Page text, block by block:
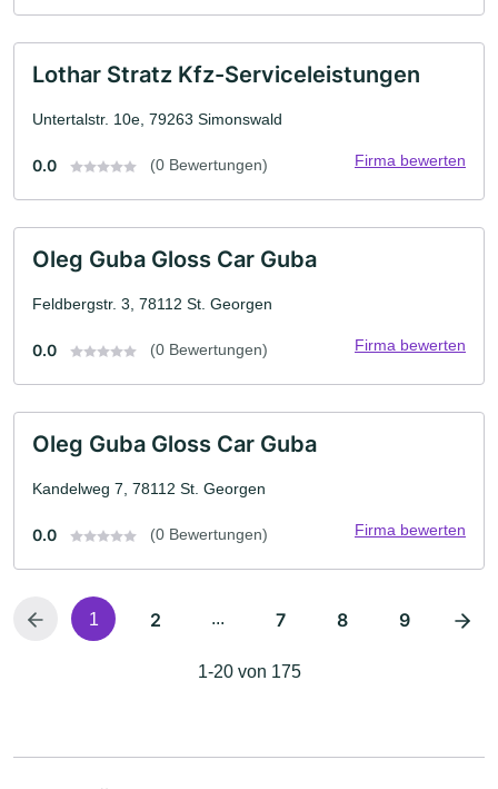
Lothar Stratz Kfz-Serviceleistungen
Untertalstr. 10e, 79263 Simonswald
0.0 (0 Bewertungen) Firma bewerten
Oleg Guba Gloss Car Guba
Feldbergstr. 3, 78112 St. Georgen
0.0 (0 Bewertungen) Firma bewerten
Oleg Guba Gloss Car Guba
Kandelweg 7, 78112 St. Georgen
0.0 (0 Bewertungen) Firma bewerten
1 2 ... 7 8 9
1-20 von 175